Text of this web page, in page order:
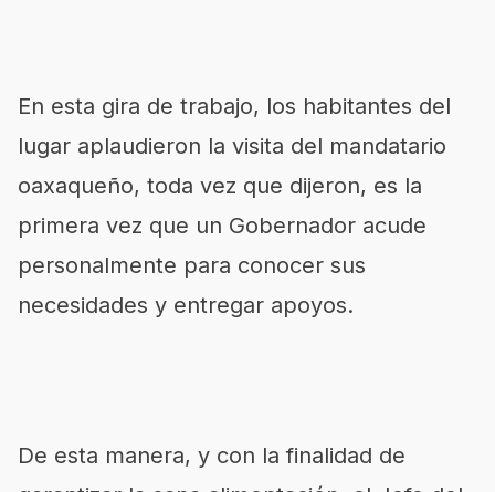
En esta gira de trabajo, los habitantes del
lugar aplaudieron la visita del mandatario
oaxaqueño, toda vez que dijeron, es la
primera vez que un Gobernador acude
personalmente para conocer sus
necesidades y entregar apoyos.
De esta manera, y con la finalidad de